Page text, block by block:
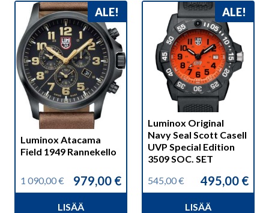
ALE!
Luminox Atacama
Field 1949 Rannekello
1 090,00€
Alkuperäinen
hinta
979,00 €
Nykyinen
hinta
LISÄÄ
ALE!
Luminox Original
Navy Seal Scott Casell
UVP Special Edition
3509 SOC. SET
545,00€
Alkuperäinen
hinta
495,00 €
Nykyinen
hinta
LISÄÄ